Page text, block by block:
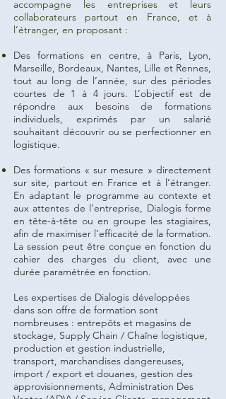
accompagne les entreprises et leurs
collaborateurs partout en France, et à
l’étranger, en proposant :
Des formations en centre, à Paris, Lyon,
Marseille, Bordeaux, Nantes, Lille et Rennes,
tout au long de l’année, sur des périodes
courtes de 1 à 4 jours. L’objectif est de
répondre aux besoins de formations
individuels, exprimés par un salarié
souhaitant découvrir ou se perfectionner en
logistique.
Des formations « sur mesure » directement
sur site, partout en France et à l’étranger.
En adaptant le programme au contexte et
aux attentes de l’entreprise, Dialogis forme
en tête-à-tête ou en groupe les stagiaires,
afin de maximiser l’efficacité de la formation.
La session peut être conçue en fonction du
cahier des charges du client, avec une
durée paramétrée en fonction.
Les expertises de Dialogis développées
dans son offre de formation sont
nombreuses : entrepôts et magasins de
stockage, Supply Chain / Chaîne logistique,
production et gestion industrielle,
transport, marchandises dangereuses,
import / export et douanes, gestion des
approvisionnements, Administration Des